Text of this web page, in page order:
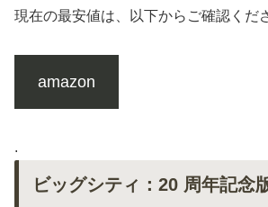
現在の最安値は、以下からご確認くだ
amazon
.
ビッグシティ：20 周年記念